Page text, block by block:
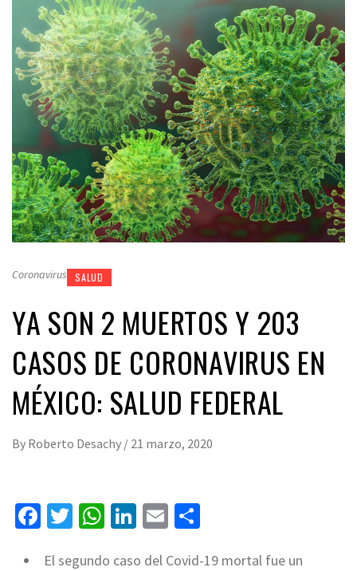
Coronavirus SALUD
YA SON 2 MUERTOS Y 203
CASOS DE CORONAVIRUS EN
MÉXICO: SALUD FEDERAL
By Roberto Desachy / 21 marzo, 2020
Facebook
Twitter
WhatsApp
LinkedIn
Email
El segundo caso del Covid-19 mortal fue un